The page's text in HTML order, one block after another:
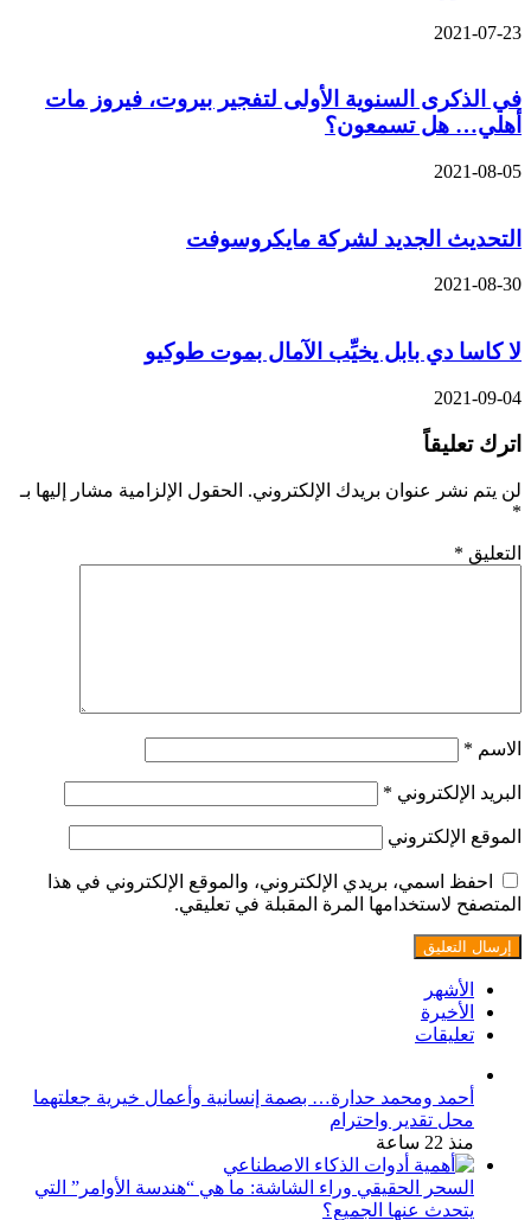
2021-07-23
في الذكرى السنوية الأولى لتفجير بيروت، فيروز مات
أهلي… هل تسمعون؟
2021-08-05
التحديث الجديد لشركة مايكروسوفت
2021-08-30
لا كاسا دي بابل يخيِّب الآمال بموت طوكيو
2021-09-04
اترك تعليقاً
لن يتم نشر عنوان بريدك الإلكتروني. الحقول الإلزامية مشار إليها بـ
*
التعليق *
الاسم *
البريد الإلكتروني *
الموقع الإلكتروني
احفظ اسمي، بريدي الإلكتروني، والموقع الإلكتروني في هذا
المتصفح لاستخدامها المرة المقبلة في تعليقي.
الأشهر
الأخيرة
تعليقات
أحمد ومحمد حدارة… بصمة إنسانية وأعمال خيرية جعلتهما
محل تقدير واحترام
منذ 22 ساعة
السحر الحقيقي وراء الشاشة: ما هي “هندسة الأوامر” التي
يتحدث عنها الجميع؟